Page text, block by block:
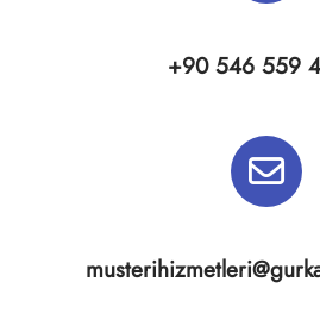
+90 546 559